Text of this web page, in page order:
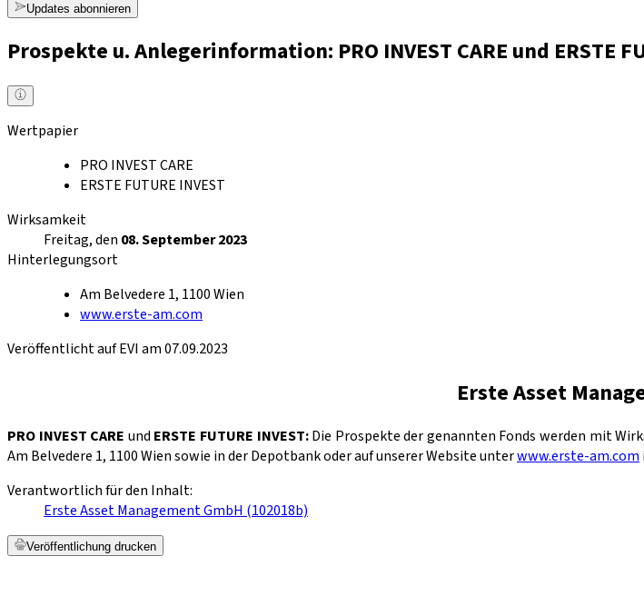
Updates abonnieren
Prospekte u. Anlegerinformation: PRO INVEST CARE und ERSTE
Wertpapier
PRO INVEST CARE
ERSTE FUTURE INVEST
Wirksamkeit
Freitag, den 08. September 2023
Hinterlegungsort
Am Belvedere 1, 1100 Wien
www.erste-am.com
Veröffentlicht auf EVI am 07.09.2023
Erste Asset
PRO INVEST CARE und ERSTE FUTURE INVEST:Die Prospekte der genannten Fonds werden mit
Am Belvedere 1, 1100 Wien sowie in der Depotbank oder auf unserer Website unterwww.erste-am.com
Verantwortlich für den Inhalt:
Erste Asset Management GmbH (102018b)
Veröffentlichung drucken